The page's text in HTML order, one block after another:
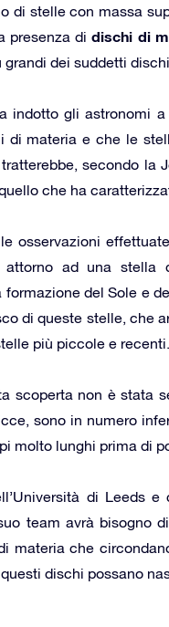
di stelle con massa
presenza didischi di
grandi dei suddetti
indotto gli astronomi
di materia e che le
secondo la
che ha
osservazioni
attorno ad una stella
formazione del Sole e
di queste stelle, che
più piccole e recenti.
scoperta non è stata
sono in numero
molto lunghi prima di
di Leeds
team avrà bisogno
materia che
dischi possano